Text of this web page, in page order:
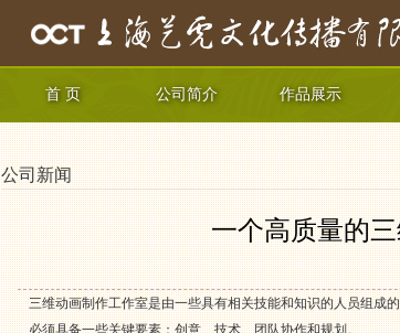
首 页 公司简介 作品展示
公司新闻
一个高质量的
三维动画制作工作室是由一些具有相关技能和知识的人员组成
必须具备一些关键要素：创意、技术、团队协作和规划。